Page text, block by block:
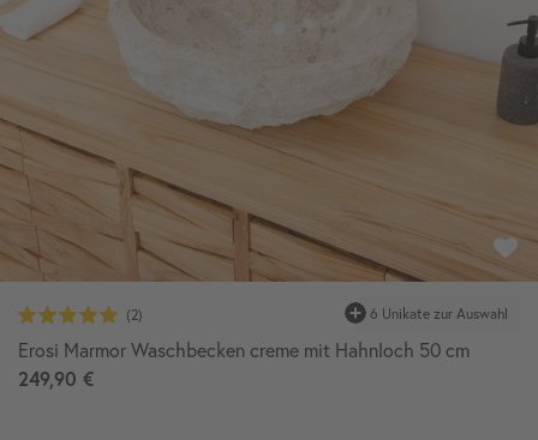
6 Unikate zur Auswahl
Erosi Marmor Waschbecken creme mit Hahnloch 50 cm
249,90 €